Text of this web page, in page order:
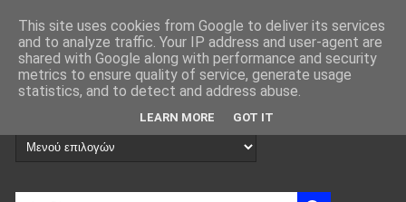
This site uses cookies from Google to deliver its services
and to analyze traffic. Your IP address and user-agent are
shared with Google along with performance and security
metrics to ensure quality of service, generate usage
statistics, and to detect and address abuse.
LEARN MORE GOT IT